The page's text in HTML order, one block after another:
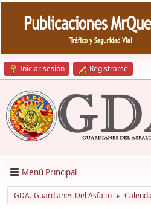
Iniciar sesión Registrarse
Menú Principal
GDA.-Guardianes Del Asfalto ►